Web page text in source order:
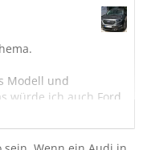
Bug!? aber DER
Frontkamera -
Modell und
würde ich auch Ford
mal in die